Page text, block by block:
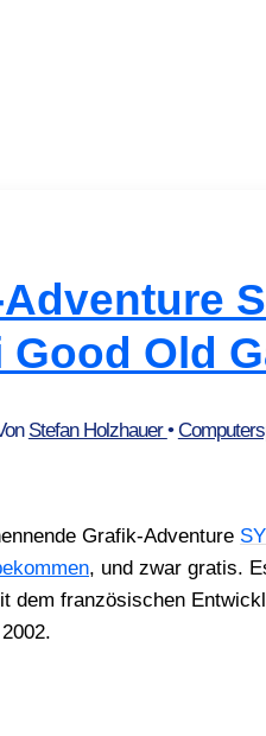
Old
Stefan Holzhauer•
Gra­fik-Adven­ture
, und zwar gra­tis.
dem fran­zö­si­schen